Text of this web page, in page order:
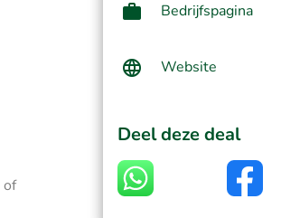
of
Bedrijfspagina
Website
Deel deze deal